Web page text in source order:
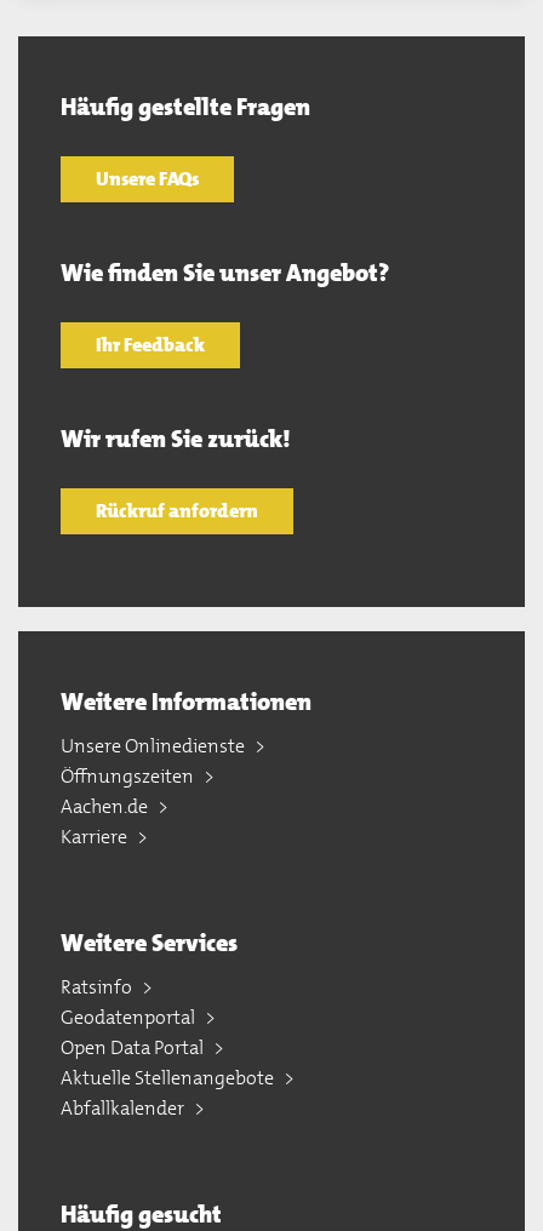
Häufig gestellte Fragen
Unsere FAQs
Wie finden Sie unser Angebot?
Ihr Feedback
Wir rufen Sie zurück!
Rückruf anfordern
Weitere Informationen
Unsere Onlinedienste
Öffnungszeiten
Aachen.de
Karriere
Weitere Services
Ratsinfo
Geodatenportal
Open Data Portal
Aktuelle Stellenangebote
Abfallkalender
Häufig gesucht